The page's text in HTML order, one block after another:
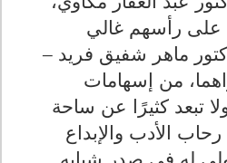
على رأسهم غالي
ماهر شفيق فريد –
من إسهامات
تبعد كثيرًا عن ساحة
الأدب والإبداع